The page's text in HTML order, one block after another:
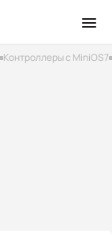
Контроллеры с MiniOS7